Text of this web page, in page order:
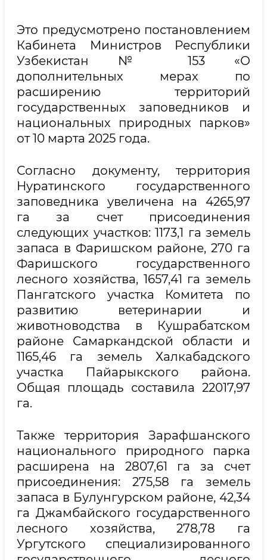
Это предусмотрено постановлением
Кабинета Министров Республики
Узбекистан № 153 «О
дополнительных мерах по
расширению территорий
государственных заповедников и
национальных природных парков»
от 10 марта 2025 года.
Согласно документу, территория
Нуратинского государственного
заповедника увеличена на 4265,97
га за счет присоединения
следующих участков: 1173,1 га земель
запаса в Фаришском районе, 270 га
Фаришского государственного
лесного хозяйства, 1657,41 га земель
Пангатского участка Комитета по
развитию ветеринарии и
животноводства в Кушрабатском
районе Самаркандской области и
1165,46 га земель Халкабадского
участка Пайарыкского района.
Общая площадь составила 22017,97
га.
Также территория Зарафшанского
национального природного парка
расширена на 2807,61 га за счет
присоединения: 275,58 га земель
запаса в Булунгурском районе, 42,34
га Джамбайского государственного
лесного хозяйства, 278,78 га
Ургутского специализированного